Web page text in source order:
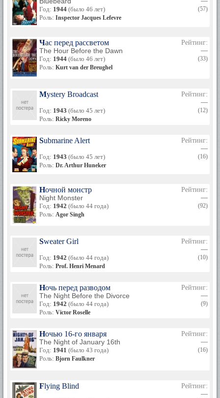
Год: 1944 (было 46 лет)
Роль: Inspector Jacques Lefevre
(57)
Час перед рассветом
The Hour Before the Dawn
Год: 1944 (было 46 лет)
Роль: Kurt van der Breughel
Рейтинг:
—
(33)
Mystery Broadcast
Год: 1943 (было 45 лет)
Роль: Ricky Moreno
Рейтинг:
—
(12)
Submarine Alert
Год: 1943 (было 45 лет)
Роль: Dr. Arthur Huneker
Рейтинг:
—
(16)
Ночной монстр
Night Monster
Год: 1942 (было 44 года)
Роль: Agor Singh
Рейтинг:
—
(92)
Sweater Girl
Год: 1942 (было 44 года)
Роль: Prof. Henri Menard
Рейтинг:
—
(10)
Ночь перед разводом
The Night Before the Divorce
Год: 1942 (было 44 года)
Роль: Victor Roselle
Рейтинг:
—
(9)
Ночью 16-го января
The Night of January 16th
Год: 1941 (было 43 года)
Роль: Bjorn Faulkner
Рейтинг:
—
(16)
Flying Blind
Рейтинг:
—